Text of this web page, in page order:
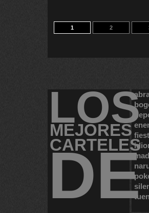
1 2
LOS
MEJORES
CARTELES
DE